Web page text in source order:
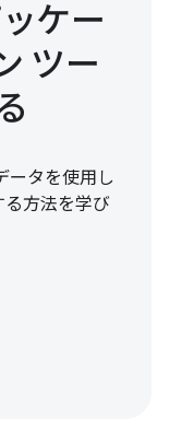
ケー
ツー
ータを使用し
方法を学び